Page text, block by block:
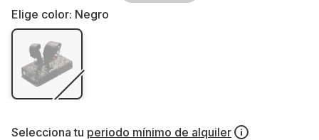
Elige color: Negro
Selecciona tu periodo mínimo de alquiler